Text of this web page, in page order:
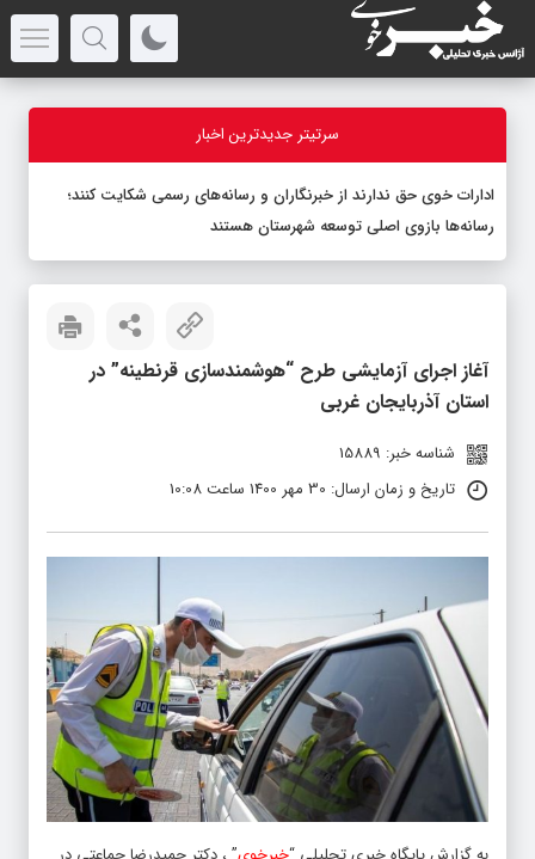
سرتیتر جدیدترین اخبار
ادارات خوی حق ندارند از خبرنگاران و رسانه‌های رسمی شکایت کنند؛
رسانه‌ها بازوی اصلی توسعه شهرستان هستند
آغاز اجرای آزمایشی طرح “هوشمندسازی قرنطینه” در
استان آذربایجان غربی
شناسه خبر: 15889
تاریخ و زمان ارسال: 30 مهر 1400 ساعت 10:08